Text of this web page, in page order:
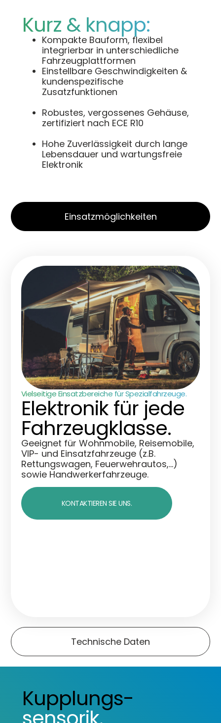
Kurz & knapp:
Kompakte Bauform, flexibel
integrierbar in unterschiedliche
Fahrzeugplattformen
Einstellbare Geschwindigkeiten &
kundenspezifische
Zusatzfunktionen
Robustes, vergossenes Gehäuse,
zertifiziert nach ECE R10
Hohe Zuverlässigkeit durch lange
Lebensdauer und wartungsfreie
Elektronik
Einsatzmöglichkeiten
Technische Daten
Vielseitige Einsatzbereiche für Spezialfahrzeuge.
Elektronik für jede
Fahrzeugklasse.
Geeignet für Wohnmobile, Reisemobile,
VIP- und Einsatzfahrzeuge (z.B.
Rettungswagen, Feuerwehrautos,…)
sowie Handwerkerfahrzeuge.
KONTAKTIEREN SIE UNS.
Kupplungs-